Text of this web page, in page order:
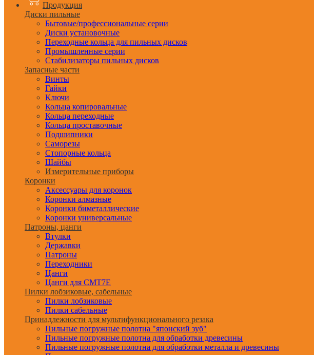
Продукция
Диски пильные
Бытовые/профессиональные серии
Диски установочные
Переходные кольца для пильных дисков
Промышленные серии
Стабилизаторы пильных дисков
Запасные части
Винты
Гайки
Ключи
Кольца копировальные
Кольца переходные
Кольца проставочные
Подшипники
Саморезы
Стопорные кольца
Шайбы
Измерительные приборы
Коронки
Аксессуары для коронок
Коронки алмазные
Коронки биметаллические
Коронки универсальные
Патроны, цанги
Втулки
Державки
Патроны
Переходники
Цанги
Цанги для CMT7E
Пилки лобзиковые, сабельные
Пилки лобзиковые
Пилки сабельные
Принадлежности для мультифункционального резака
Пильные погружные полотна "японский зуб"
Пильные погружные полотна для обработки древесины
Пильные погружные полотна для обработки металла и древесины